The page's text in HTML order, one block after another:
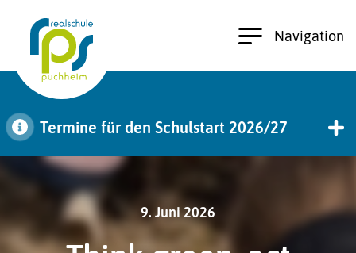
Navigation
Termine für den Schulstart 2026/27
zu den Terminen
9. Juni 2026